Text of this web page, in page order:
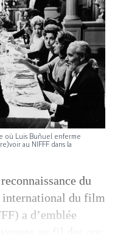
où Luis Buñuel enferme
au NIFFF dans la
du
international du film
a d’emblée